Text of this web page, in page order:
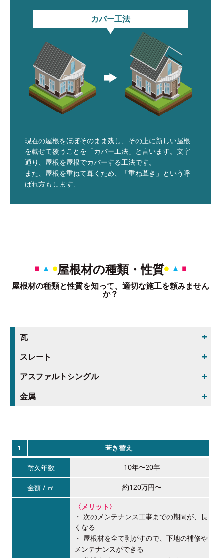
カバー工法
現在の屋根をほぼそのまま残し、その上に新しい屋根
を載せて覆うことを「カバー工法」と言います。文字
通り、屋根を屋根でカバーする工法です。
また、屋根を重ねて葺くため、「重ね葺き」という呼
ばれ方もします。
屋根材の種類・性質
屋根材の種類と性質を知って、適切な施工を頼みません
か？
瓦
スレート
アスファルトシングル
金属
メリット/デメリット
1 葺き替え
10年〜20年
約120万円〜
〈メリット〉
次のメンテナンス工事までの期間が、長
くなる
屋根材を全て剥がすので、下地の補修や
メンテナンスができる